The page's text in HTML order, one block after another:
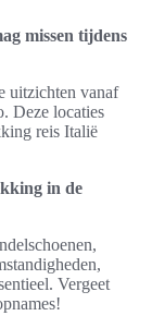
missen tijdens
uitzichten vanaf
Deze locaties
reis Italië
in de
Vergeet